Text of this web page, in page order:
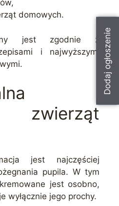
Dodaj ogłoszenie
domowych.
jest zgodnie z
i najwyższymi
zwierząt
jest najczęściej
pupila. W tym
jest osobno,
wyłącznie jego prochy.